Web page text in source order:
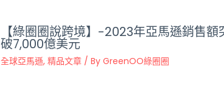
【綠圈圈說跨境】-2023年亞馬遜銷售額
破7,000億美元
全球亞馬遜, 精品文章/ By GreenOO綠圈圈